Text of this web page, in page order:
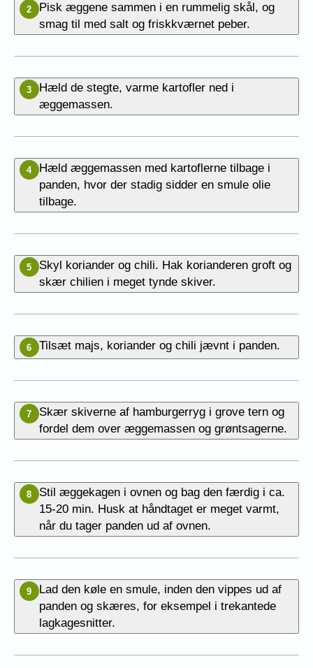
2
Pisk æggene sammen i en rummelig skål, og
smag til med salt og friskkværnet peber.
3
Hæld de stegte, varme kartofler ned i
æggemassen.
4
Hæld æggemassen med kartoflerne tilbage i
panden, hvor der stadig sidder en smule olie
tilbage.
5
Skyl koriander og chili. Hak korianderen groft og
skær chilien i meget tynde skiver.
6 Tilsæt majs, koriander og chili jævnt i panden.
7
Skær skiverne af hamburgerryg i grove tern og
fordel dem over æggemassen og grøntsagerne.
8
Stil æggekagen i ovnen og bag den færdig i ca.
15-20 min. Husk at håndtaget er meget varmt,
når du tager panden ud af ovnen.
9
Lad den køle en smule, inden den vippes ud af
panden og skæres, for eksempel i trekantede
lagkagesnitter.